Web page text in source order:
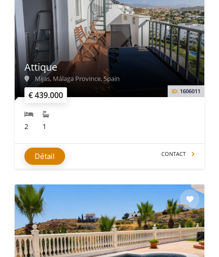
€ 439.000 ID: 1606011
Attique
Mijas, Málaga Province, Spain
2 1
Détail CONTACT